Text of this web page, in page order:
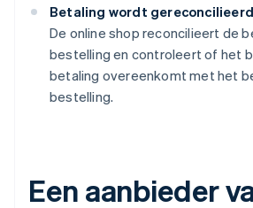
Betaling wordt gereconcilieerd
De online shop reconcilieert de
bestelling en controleert of het
betaling overeenkomt met het
bestelling.
Een aanbieder